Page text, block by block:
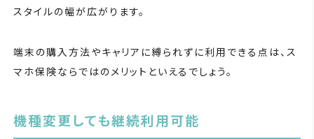
スタイルの幅が広がります。
端末の購入方法やキャリアに縛られずに利用できる点は、ス
マホ保険ならではのメリットといえるでしょう。
機種変更しても継続利用可能